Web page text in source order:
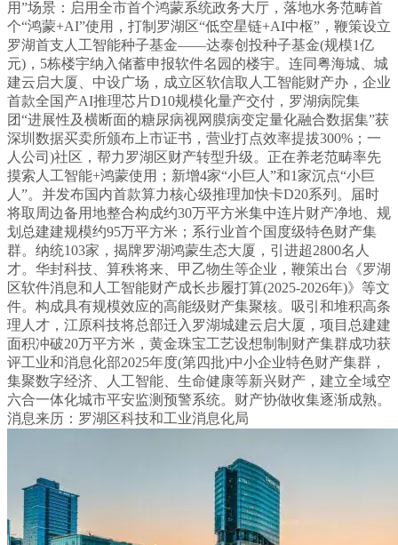
用”场景：启用全市首个鸿蒙系统政务大厅，落地水务范畴首
个“鸿蒙+AI”使用，打制罗湖区“低空星链+AI中枢”，鞭策设立
罗湖首支人工智能种子基金——达泰创投种子基金(规模1亿
元)，5栋楼宇纳入储蓄申报软件名园的楼宇。连同粤海城、城
建云启大厦、中设广场，成立区软信取人工智能财产办，企业
首款全国产AI推理芯片D10规模化量产交付，罗湖病院集
团“进展性及横断面的糖尿病视网膜病变定量化融合数据集”获
深圳数据买卖所颁布上市证书，营业打点效率提拔300%；一
人公司)社区，帮力罗湖区财产转型升级。正在养老范畴率先
摸索人工智能+鸿蒙使用；新增4家“小巨人”和1家沉点“小巨
人”。并发布国内首款算力核心级推理加快卡D20系列。届时
将取周边备用地整合构成约30万平方米集中连片财产净地、规
划总建建规模约95万平方米；系行业首个国度级特色财产集
群。纳统103家，揭牌罗湖鸿蒙生态大厦，引进超2800名人
才。华封科技、算秩将来、甲乙物生等企业，鞭策出台《罗湖
区软件消息和人工智能财产成长步履打算(2025-2026年)》等文
件。构成具有规模效应的高能级财产集聚核。吸引和堆积高条
理人才，江原科技将总部迁入罗湖城建云启大厦，项目总建建
面积冲破20万平方米，黄金珠宝工艺设想制制财产集群成功获
评工业和消息化部2025年度(第四批)中小企业特色财产集群，
集聚数字经济、人工智能、生命健康等新兴财产，建立全域空
六合一体化城市平安监测预警系统。财产协做收集逐渐成熟。
消息来历：罗湖区科技和工业消息化局